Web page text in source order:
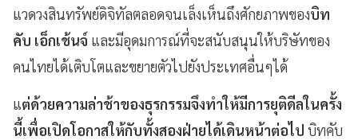
แวดวงสินทรัพย์ดิจิทัลตลอดจนเล็งเห็นถึงศักยภาพของบิท
คับ เอ็กเช้นจ์ และมีอุดมการณ์ที่จะสนับสนุนให้บริษัทของ
คนไทยได้เติบโตและขยายตัวไปยังประเทศอื่นๆได้
แต่ด้วยความล่าช้าของธุรกรรมจึงทำให้มีการยุติดีลในครั้ง
นี้เพื่อเปิดโอกาสให้กับทั้งสองฝ่ายได้เดินหน้าต่อไป บิทคับ